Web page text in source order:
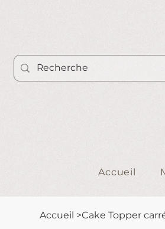
Accueil
Accueil >Cake Topper